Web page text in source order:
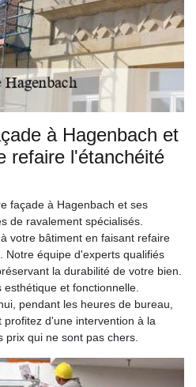
à Hagenbach et
refaire l'étanchéité
façade à Hagenbach et ses
de ravalement spécialisés.
votre bâtiment en faisant refaire
Notre équipe d'experts qualifiés
la durabilité de votre bien.
et fonctionnelle.
pendant les heures de bureau,
d'une intervention à la
qui ne sont pas chers.